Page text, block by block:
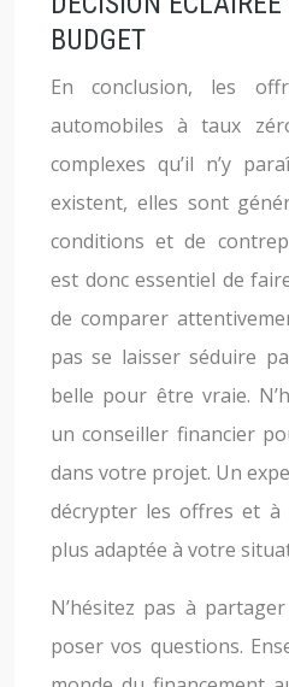
BUDGET
En conclusion, les
automobiles à taux
complexes qu’il n’y
existent, elles sont
conditions et de
est donc essentiel de
de comparer
pas se laisser séduire
belle pour être vraie.
un conseiller financier
dans votre projet. Un
décrypter les offres et
plus adaptée à votre
N’hésitez pas à
poser vos questions.